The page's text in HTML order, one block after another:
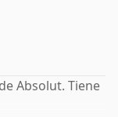
Absolut. Tiene